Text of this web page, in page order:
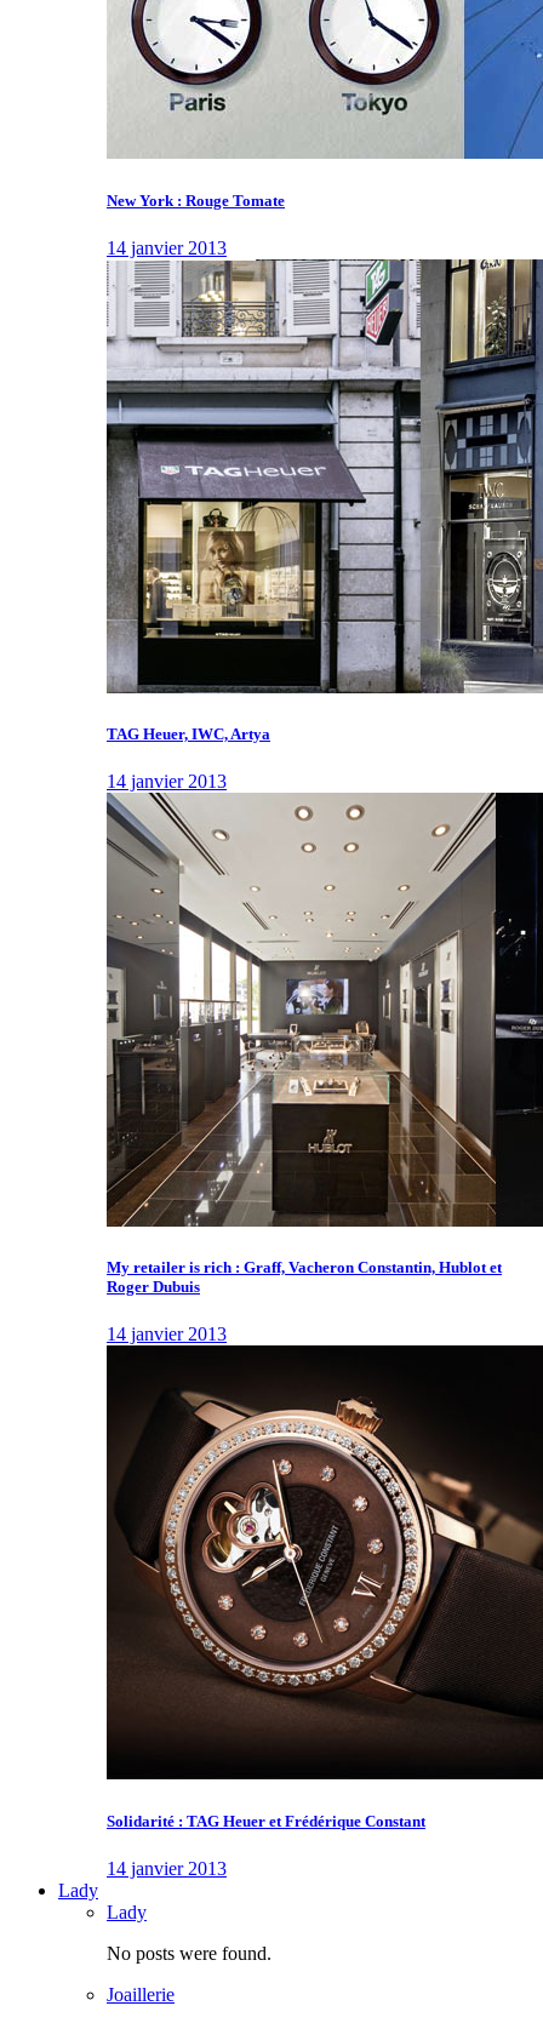
New York : Rouge Tomate
14 janvier 2013
TAG Heuer, IWC, Artya
14 janvier 2013
My retailer is rich : Graff, Vacheron Constantin, Hublot et
Roger Dubuis
14 janvier 2013
Solidarité : TAG Heuer et Frédérique Constant
14 janvier 2013
Lady
Lady
No posts were found.
Joaillerie